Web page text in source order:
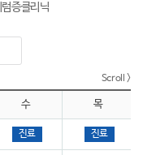
증클리닉
수 목
진료 진료